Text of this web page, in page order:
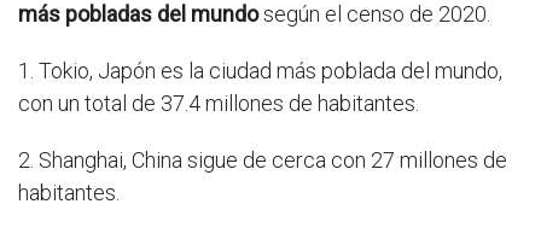
más pobladas del mundosegún el censo de 2020.
1. Tokio, Japón es la ciudad más poblada del mundo,
con un total de 37.4 millones de habitantes.
2. Shanghai, China sigue de cerca con 27 millones de
habitantes.